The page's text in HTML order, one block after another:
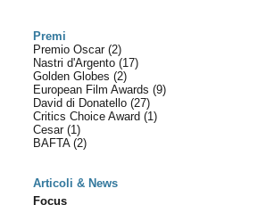
Premi
Premio Oscar(2)
Nastri d'Argento(17)
Golden Globes(2)
European Film Awards(9)
David di Donatello(27)
Critics Choice Award(1)
Cesar(1)
BAFTA(2)
Articoli & News
Focus